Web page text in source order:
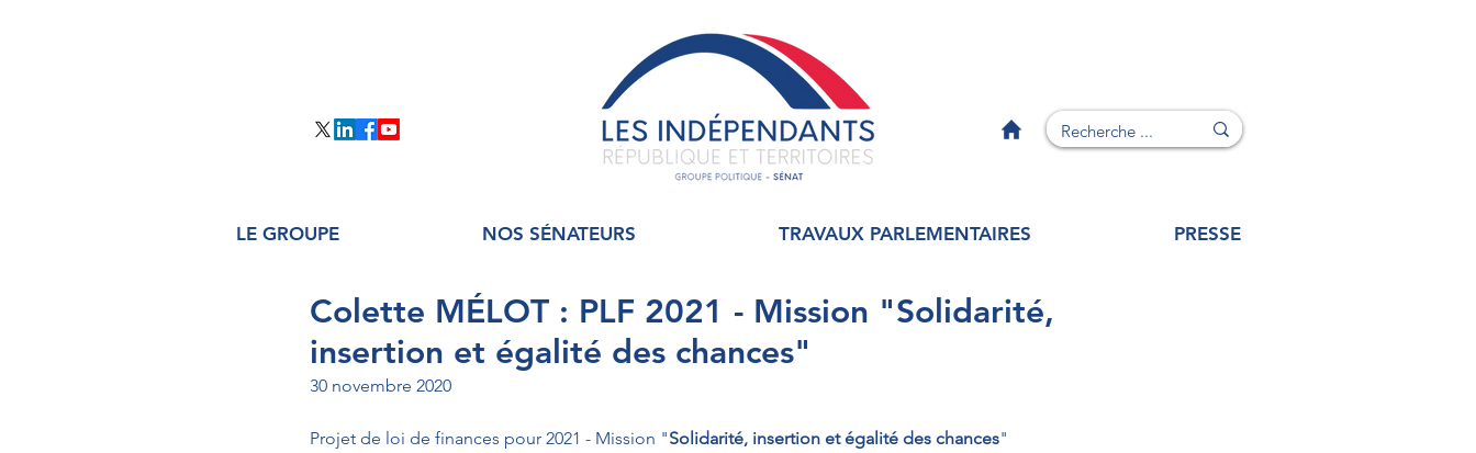
LE GROUPE NOS SÉNATEURS TRAVAUX PARLEMENTAIRES PRESSE
Colette MÉLOT : PLF 2021 - Mission "Solidarité,
insertion et égalité des chances"
30 novembre 2020
Projet de loi de finances pour 2021 - Mission "Solidarité, insertion et égalité des chances"